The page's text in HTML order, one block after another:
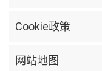
Cookie政策
网站地图